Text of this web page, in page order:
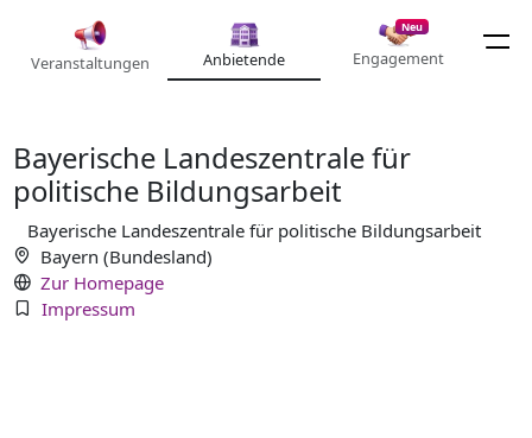
Veranstaltungen Anbietende
Neu
Engagement
Bayerische Landeszentrale für
politische Bildungsarbeit
Bayerische Landeszentrale für politische Bildungsarbeit
Bayern (Bundesland)
Zur Homepage
Impressum